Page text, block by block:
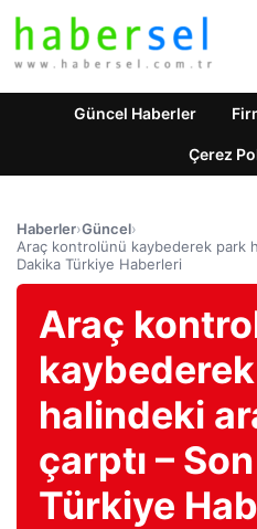
Güncel Haberler
Çerez
Haberler›Güncel›
Araç kontrolünü kaybederek park
Dakika Türkiye Haberleri
Araç
halindeki
çarptı –
Türkiye